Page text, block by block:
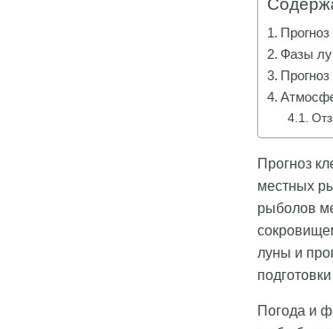
Фазы
Прогноз
местных
рыболов
луны и
Погода и